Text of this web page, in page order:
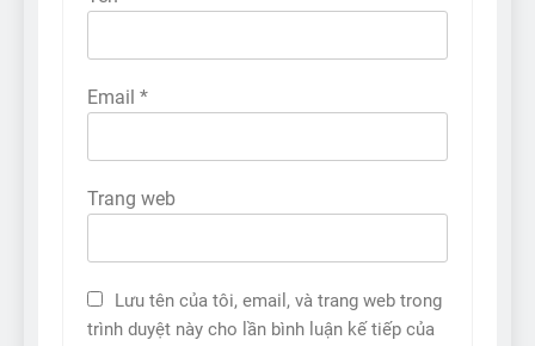
Email *
Trang web
Lưu tên của tôi, email, và trang web trong
trình duyệt này cho lần bình luận kế tiếp của